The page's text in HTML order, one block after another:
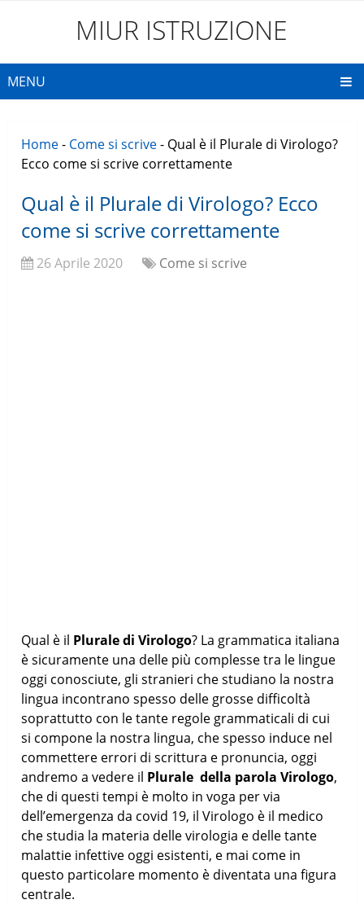
MIUR ISTRUZIONE
MENU
Home- Come si scrive- Qual è il Plurale di Virologo?
Ecco come si scrive correttamente
Qual è il Plurale di Virologo? Ecco
come si scrive correttamente
26 Aprile 2020 Come si scrive
Qual è il Plurale di Virologo? La grammatica italiana
è sicuramente una delle più complesse tra le lingue
oggi conosciute, gli stranieri che studiano la nostra
lingua incontrano spesso delle grosse difficoltà
soprattutto con le tante regole grammaticali di cui
si compone la nostra lingua, che spesso induce nel
commettere errori di scrittura e pronuncia, oggi
andremo a vedere il Plurale della parola Virologo,
che di questi tempi è molto in voga per via
dell’emergenza da covid 19, il Virologo è il medico
che studia la materia delle virologia e delle tante
malattie infettive oggi esistenti, e mai come in
questo particolare momento è diventata una figura
centrale.